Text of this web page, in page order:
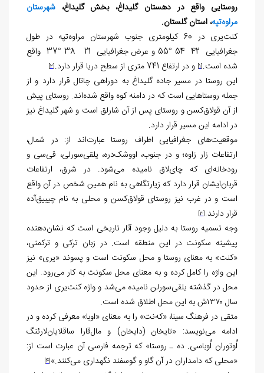
روستایی واقع در دهستان گلیداغ، بخش گلیداغ، شهرستان
مراوه‌تپه، استان گلستان.
کنت‌یری در 60 کیلومتری جنوب شهرستان‌ مراوه‌تپه در طول
جغرافیایی 42ً 54ً °55 و عرض جغرافیایی 21ً 38َ °37 واقع
شده است.[1] و در ارتفاع 741 متری از سطح دریا قرار دارد. [2]
این روستا در مسیر جاده گلیداغ به دوراهی چاتال قرار دارد و از
جمله روستاهایی است که در دامنه کوه واقع شده‌اند. روستای پیش
از آن قولاق‌کسن و روستای پس از آن شارلق است و شهر گلیداغ نیز
در ادامه این مسیر قرار دارد.
موقعیت‌های جغرافیایی اطراف روستا عبارت‌اند از: در شمال،
ارتفاعات زار زاوه؛ و در جنوب، اووشک‌دره، یلقی‌سورلی، قی‌سی و
رودخانه‌ای که چای‌لاق نامیده می‌شود. در شرق، ارتفاعات
قربان‌ایشان قرار دارد که زیارتگاهی به نام همین شخص در آن واقع
است و در غرب نیز روستای قولاق‌کسن و محلی به نام چیبیق‌آده
قرار دارند.[3]
وجه تسمیه روستا به دلیل وجود آثار تاریخی است که نشان‌دهنده
پیشینه سکونت در این منطقه است. در زبان ترکی و ترکمنی،
«کنت» به معنای روستا و محل سکونت است و پسوند «یری» نیز
این واژه را کامل کرده و به معنای محل سکونت به کار می‌رود. این
محل در گذشته یلقی‌سورلن نامیده می‌شد و واژه کنت‌یری از حدود
سال ۱۳۷۰ش به این محل اطلاق شده است.
متقی در فرهنگ سینا، «که‌نت» را به معنای «اوبا» معرفی کرده و در
ادامه می‌نویسد: «تایخان (دایخان) و مال‌قارا ساقلایان‌لارئنگ
اُوتوران اُوباسی. ده ـ روستا» که ترجمه فارسی آن عبارت است از:
«محلی که دامداران در آن گاو و گوسفند نگهداری می‌کنند.»[4]